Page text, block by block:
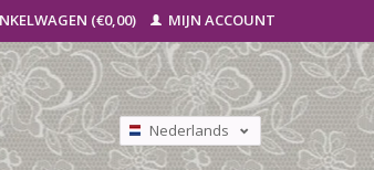
(€0,00) MIJN ACCOUNT
Nederlands
Deutsch